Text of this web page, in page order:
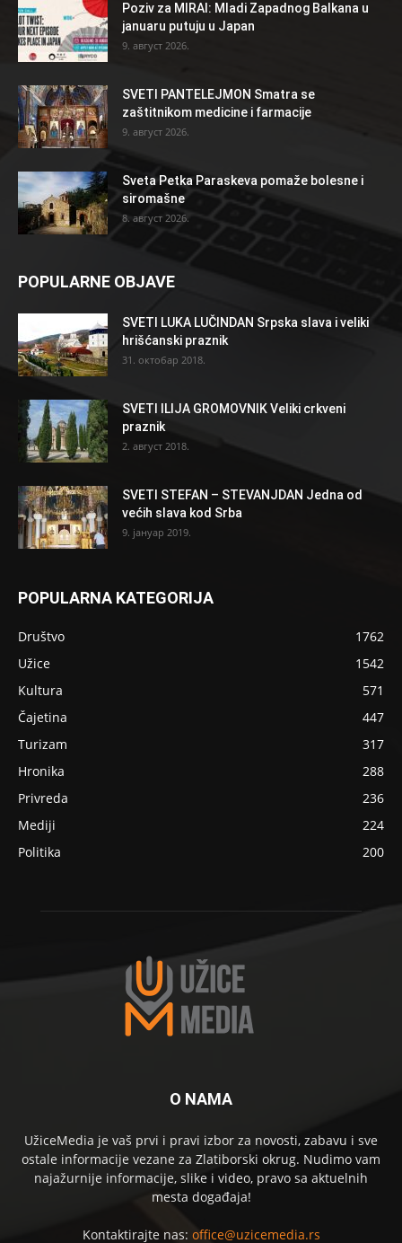
Poziv za MIRAI: Mladi Zapadnog Balkana u
januaru putuju u Japan
9. август 2026.
SVETI PANTELEJMON Smatra se
zaštitnikom medicine i farmacije
9. август 2026.
Sveta Petka Paraskeva pomaže bolesne i
siromašne
8. август 2026.
POPULARNE OBJAVE
SVETI LUKA LUČINDAN Srpska slava i veliki
hrišćanski praznik
31. октобар 2018.
SVETI ILIJA GROMOVNIK Veliki crkveni
praznik
2. август 2018.
SVETI STEFAN – STEVANJDAN Jedna od
većih slava kod Srba
9. јануар 2019.
POPULARNA KATEGORIJA
Društvo
1762
Užice
1542
Kultura
571
Čajetina
447
Turizam
317
Hronika
288
Privreda
236
Mediji
224
Politika
200
O NAMA
UžiceMedia je vaš prvi i pravi izbor za novosti, zabavu i sve
ostale informacije vezane za Zlatiborski okrug. Nudimo vam
najažurnije informacije, slike i video, pravo sa aktuelnih
mesta događaja!
Kontaktirajte nas: office@uzicemedia.rs